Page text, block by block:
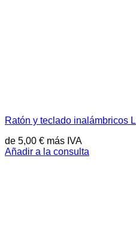
Ratón y teclado inalámbricos
de 5,00 € más IVA
Añadir a la consulta